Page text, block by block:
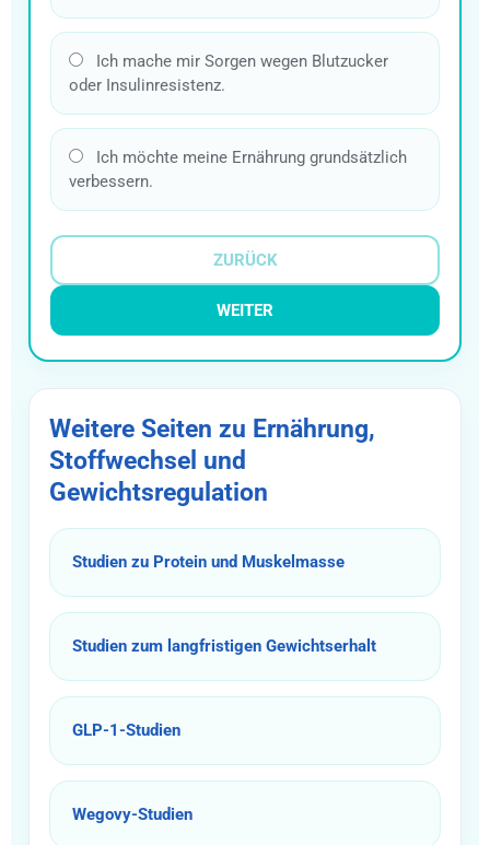
Ich mache mir Sorgen wegen Blutzucker
oder Insulinresistenz.
Ich möchte meine Ernährung grundsätzlich
verbessern.
ZURÜCK
WEITER
Weitere Seiten zu Ernährung,
Stoffwechsel und
Gewichtsregulation
Studien zu Protein und Muskelmasse
Studien zum langfristigen Gewichtserhalt
GLP-1-Studien
Wegovy-Studien